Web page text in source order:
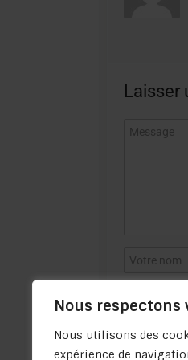
Nous respectons
Nous utilisons des
expérience de
Laisser